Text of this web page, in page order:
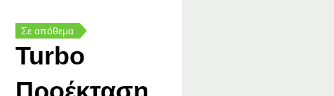
Σε απόθεμα
Turbo